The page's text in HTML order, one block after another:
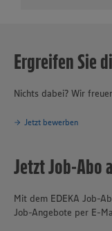
Ergreifen Sie
Nichts dabei? Wir
Jetzt bewerben
Jetzt Job-Abo
Mit dem EDEKA Job-
Job-Angebote per E-